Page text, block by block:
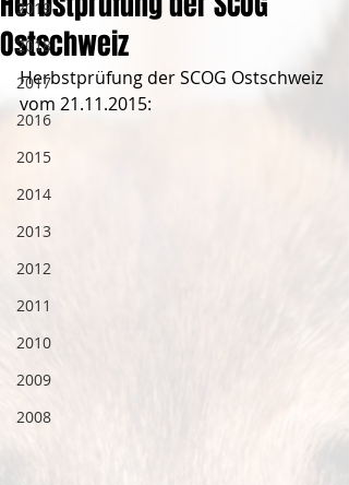
2019
2018
2017
2016
2015
2014
2013
2012
2011
2010
2009
2008
Ostschweiz
Herbstprüfung der SCOG Ostschweiz
vom 21.11.2015: